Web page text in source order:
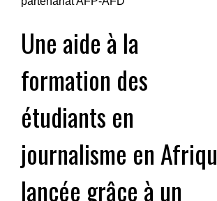
Une aide à la
formation des
étudiants en
journalisme en
lancée grâce à un